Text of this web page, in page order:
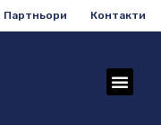
Партньори Контакти